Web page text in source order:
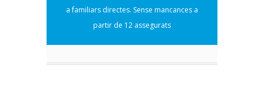
a familiars directes. Sense mancances a
partir de 12 assegurats